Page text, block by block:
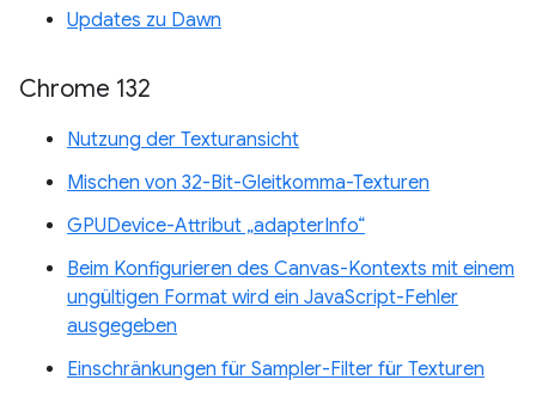
Updates zu Dawn
Chrome 132
Nutzung der Texturansicht
Mischen von 32-Bit-Gleitkomma-Texturen
GPUDevice-Attribut „adapterInfo“
Beim Konfigurieren des Canvas-Kontexts mit einem
ungültigen Format wird ein JavaScript-Fehler
ausgegeben
Einschränkungen für Sampler-Filter für Texturen